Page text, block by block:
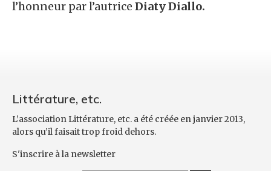
l’honneur par l’autrice Diaty Diallo.
Littérature, etc.
L’association Littérature, etc. a été créée en janvier 2013,
alors qu’il faisait trop froid dehors.
S'inscrire à la newsletter